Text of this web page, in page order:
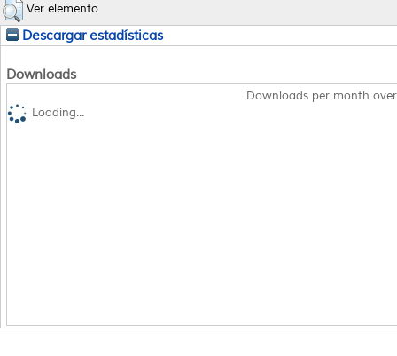
Ver elemento
Descargar estadísticas
Downloads
Downloads per month
Loading...